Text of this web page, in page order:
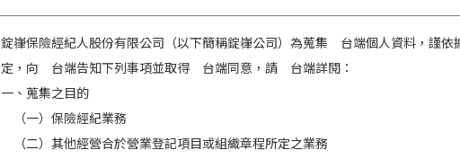
錠嵂保險經紀人股份有限公司（以下簡稱錠嵂公司）為蒐集 台端個人資料，謹依
定，向 台端告知下列事項並取得 台端同意，請 台端詳閱：
一、蒐集之目的
（一）保險經紀業務
（二）其他經營合於營業登記項目或組織章程所定之業務